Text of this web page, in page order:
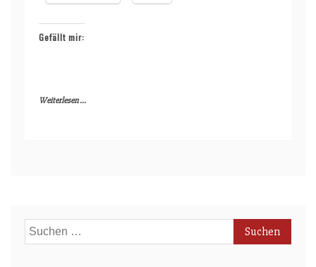
Gefällt mir:
Weiterlesen ...
Suchen
nach: